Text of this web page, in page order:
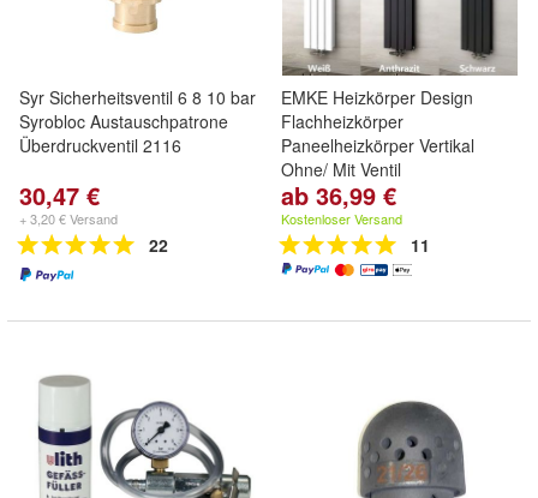
Syr Sicherheitsventil 6 8 10 bar
Syrobloc Austauschpatrone
Überdruckventil 2116
30,47 €
+ 3,20 € Versand
22
EMKE Heizkörper Design
Flachheizkörper
Paneelheizkörper Vertikal
Ohne/ Mit Ventil
ab 36,99 €
Kostenloser Versand
11